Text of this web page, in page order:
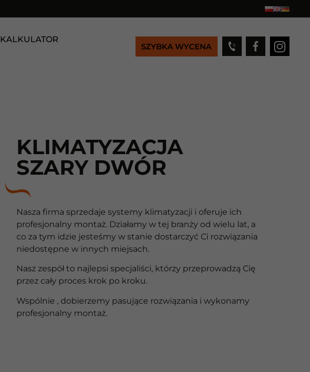
KALKULATOR
SZYBKA WYCENA
KLIMATYZACJA
SZARY DWÓR
Nasza firma sprzedaje systemy klimatyzacji i oferuje ich
profesjonalny montaż. Działamy w tej branży od wielu lat, a
co za tym idzie jesteśmy w stanie dostarczyć Ci rozwiązania
niedostępne w innych miejsach.
Nasz zespół to najlepsi specjaliści, którzy przeprowadzą Cię
przez cały proces krok po kroku.
Wspólnie , dobierzemy pasujące rozwiązania i wykonamy
profesjonalny montaż.